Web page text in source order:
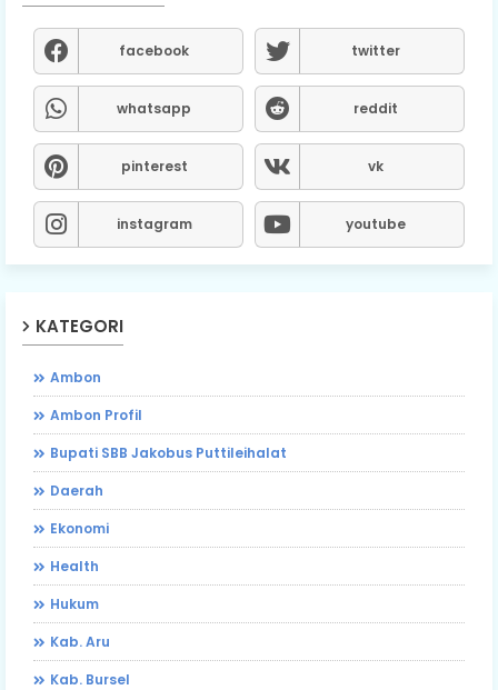
facebook twitter
whatsapp reddit
pinterest vk
instagram youtube
KATEGORI
Ambon
Ambon Profil
Bupati SBB Jakobus Puttileihalat
Daerah
Ekonomi
Health
Hukum
Kab. Aru
Kab. Bursel